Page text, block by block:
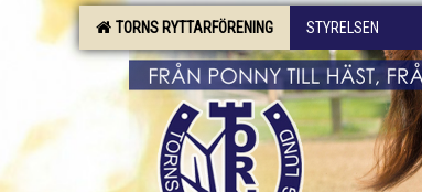
TORNS RYTTARFÖRENING STYRELSEN